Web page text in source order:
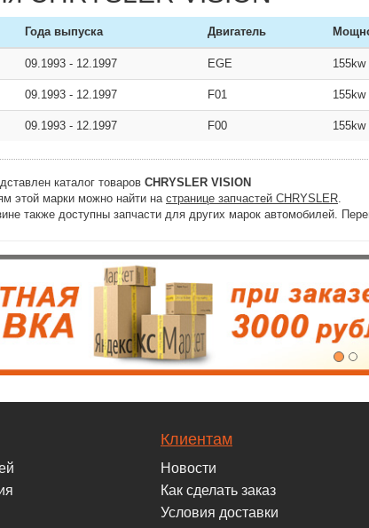
Года выпуска Двигатель
09.1993 - 12.1997 EGE 155kw
09.1993 - 12.1997 F01 155kw
09.1993 - 12.1997 F00 155kw
каталог товаров CHRYSLER VISION
этой марки можно найти на странице запчастей CHRYSLER.
также доступны запчасти для других марок автомобилей.
Клиентам
Новости
Как сделать заказ
Условия доставки